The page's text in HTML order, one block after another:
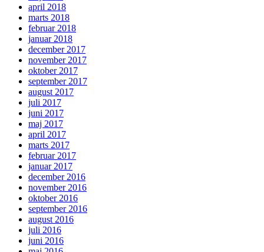
april 2018
marts 2018
februar 2018
januar 2018
december 2017
november 2017
oktober 2017
september 2017
august 2017
juli 2017
juni 2017
maj 2017
april 2017
marts 2017
februar 2017
januar 2017
december 2016
november 2016
oktober 2016
september 2016
august 2016
juli 2016
juni 2016